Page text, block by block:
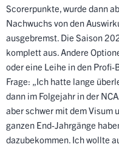
Scorerpunkte, wurde dann
Nachwuchs von den
ausgebremst. Die Saison
komplett aus. Andere
oder eine Leihe in den
Frage: „Ich hatte lange
dann im Folgejahr in der
aber schwer mit dem Visum
ganzen End-Jahrgänge
dazubekommen. Ich wollte